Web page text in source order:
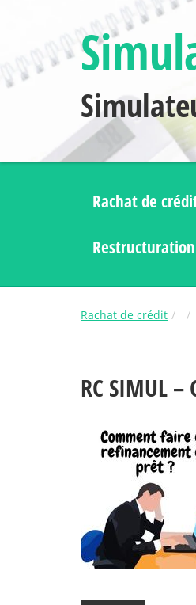
Rachat de
Rachat de crédit
RC SIMUL